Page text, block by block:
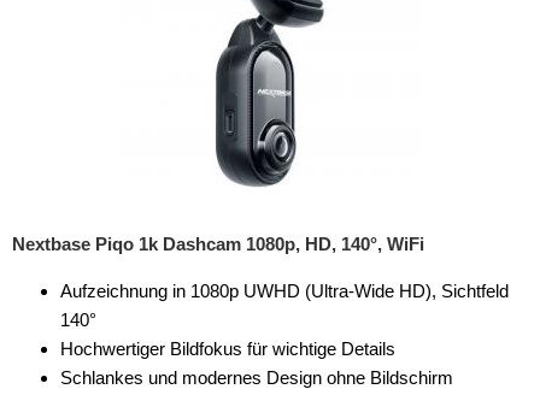
Nextbase Piqo 1k Dashcam 1080p, HD, 140°, WiFi
Aufzeichnung in 1080p UWHD (Ultra-Wide HD), Sichtfeld
140°
Hochwertiger Bildfokus für wichtige Details
Schlankes und modernes Design ohne Bildschirm